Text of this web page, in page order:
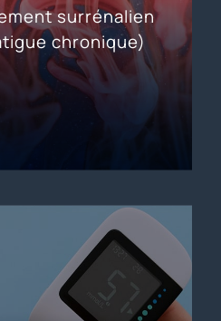
surrénalien
chronique)